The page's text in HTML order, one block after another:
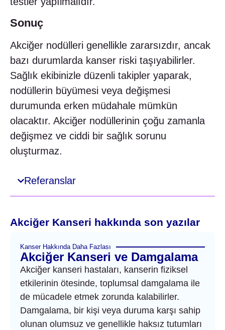
Sonuç
Akciğer nodülleri genellikle zararsızdır, ancak
bazı durumlarda kanser riski taşıyabilirler.
Sağlık ekibinizle düzenli takipler yaparak,
nodüllerin büyümesi veya değişmesi
durumunda erken müdahale mümkün
olacaktır. Akciğer nodüllerinin çoğu zamanla
değişmez ve ciddi bir sağlık sorunu
oluşturmaz.
Referanslar
Akciğer Kanseri hakkında son yazılar
Kanser Hakkında Daha Fazlası
Akciğer Kanseri ve Damgalama
Akciğer kanseri hastaları, kanserin fiziksel
etkilerinin ötesinde, toplumsal damgalama ile
de mücadele etmek zorunda kalabilirler.
Damgalama, bir kişi veya duruma karşı sahip
olunan olumsuz ve genellikle haksız tutumları